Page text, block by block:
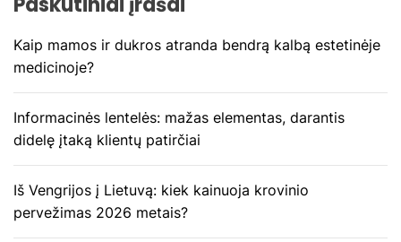
a
t
a
r
p
Kaip mamos ir dukros atranda bendrą kalbą estetinėje
medicinoje?
Informacinės lentelės: mažas elementas, darantis
didelę įtaką klientų patirčiai
Iš Vengrijos į Lietuvą: kiek kainuoja krovinio
pervežimas 2026 metais?